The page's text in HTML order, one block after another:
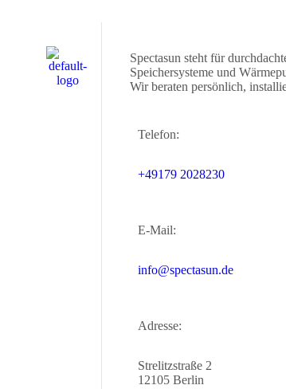
Spectasun steht für
Speichersysteme und
Wir beraten persönlich,
Telefon:
+49179 2028230
E-Mail:
info@spectasun.de
Adresse:
Strelitzstraße 2
12105 Berlin